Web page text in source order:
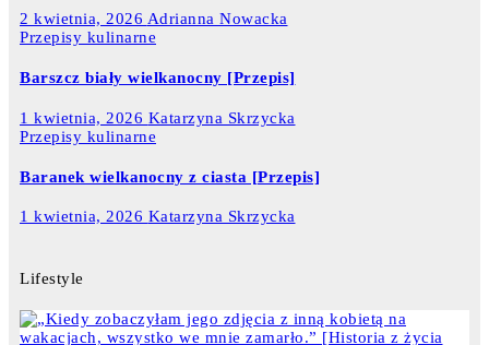
2 kwietnia, 2026 Adrianna Nowacka
Przepisy kulinarne
Barszcz biały wielkanocny [Przepis]
1 kwietnia, 2026 Katarzyna Skrzycka
Przepisy kulinarne
Baranek wielkanocny z ciasta [Przepis]
1 kwietnia, 2026 Katarzyna Skrzycka
Lifestyle